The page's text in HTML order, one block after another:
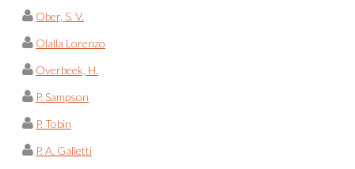
Ober, S. V.
Olalla Lorenzo
Overbeek, H.
P. Sampson
P. Tobin
P. A. Galletti